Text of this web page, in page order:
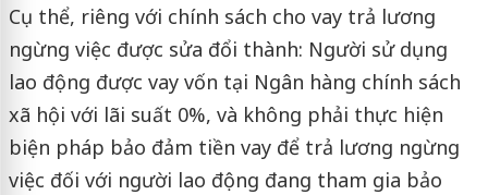
Cụ thể, riêng với chính sách cho vay trả lương
ngừng việc được sửa đổi thành: Người sử dụng
lao động được vay vốn tại Ngân hàng chính sách
xã hội với lãi suất 0%, và không phải thực hiện
biện pháp bảo đảm tiền vay để trả lương ngừng
việc đối với người lao động đang tham gia bảo